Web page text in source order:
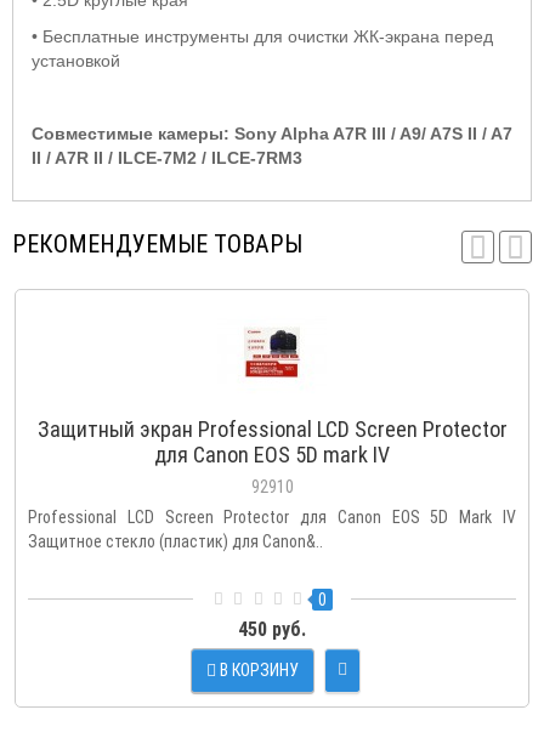
• Бесплатные инструменты для очистки ЖК-экрана перед
установкой
Совместимые камеры: Sony Alpha A7R III / A9/ A7S II / A7
II / A7R II / ILCE-7M2 / ILCE-7RM3
РЕКОМЕНДУЕМЫЕ ТОВАРЫ
Защитный экран Professional LCD Screen Protector
для Canon EOS 5D mark IV
92910
Professional LCD Screen Protector для Canon EOS 5D Mark IV
Защитное стекло (пластик) для Canon&..
0
450 руб.
В КОРЗИНУ